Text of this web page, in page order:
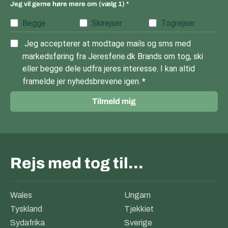
Jeg vil gerne høre mere om (vælg 1)
Begge Skirejser Togrejser
Jeg accepterer at modtage mails og sms med
markedsføring fra Jeresferie.dk Brands om tog, ski
eller begge dele udfra jeres interesse. I kan altid
framelde jer nyhedsbrevene igen.
Tilmeld mig
Rejs med tog til…
Wales
Ungarn
Tyskland
Tjekkiet
Sydafrika
Sverige